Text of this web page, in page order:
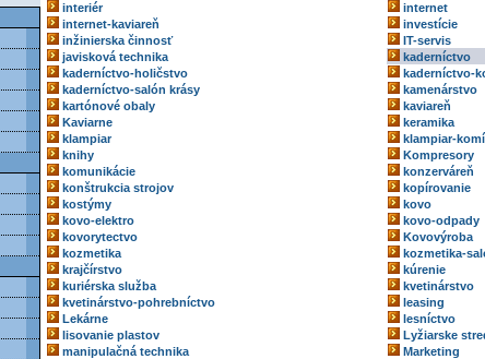
interiér
internet
internet-kaviareň
investície
inžinierska činnosť
IT-servis
javisková technika
kaderníctvo
kaderníctvo-holičstvo
kaderníctvo-
kaderníctvo-salón krásy
kamenárstvo
kartónové obaly
kaviareň
Kaviarne
keramika
klampiar
klampiar-
knihy
Kompresory
komunikácie
konzerváreň
konštrukcia strojov
kopírovanie
kostýmy
kovo
kovo-elektro
kovo-odpady
kovorytectvo
Kovovýroba
kozmetika
kozmetika-
krajčírstvo
kúrenie
kuriérska služba
kvetinárstvo
kvetinárstvo-pohrebníctvo
leasing
Lekárne
lesníctvo
lisovanie plastov
Lyžiarske
manipulačná technika
Marketing